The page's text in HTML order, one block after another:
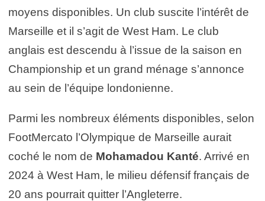
moyens disponibles. Un club suscite l’intérêt de
Marseille et il s’agit de West Ham. Le club
anglais est descendu à l’issue de la saison en
Championship et un grand ménage s’annonce
au sein de l’équipe londonienne.
Parmi les nombreux éléments disponibles, selon
FootMercato l’Olympique de Marseille aurait
coché le nom de Mohamadou Kanté. Arrivé en
2024 à West Ham, le milieu défensif français de
20 ans pourrait quitter l’Angleterre.